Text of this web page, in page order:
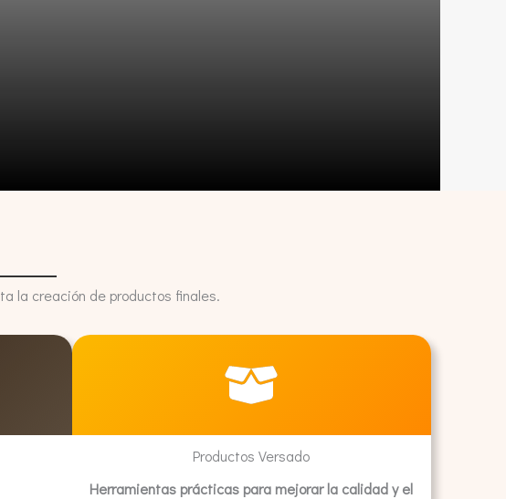
la creación de productos finales.
Productos Versado
Herramientas prácticas para mejorar la calidad y el